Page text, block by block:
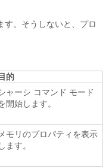
す。そうしないと、プロ
目的
ャーシ コマンド モード
開始します。
メモリのプロパティを表示
します。